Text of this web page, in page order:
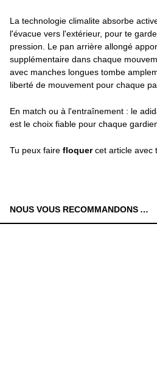
La technologie climalite absorbe
l'évacue vers l'extérieur, pour te
pression. Le pan arrière allongé
supplémentaire dans chaque
avec manches longues tombe
liberté de mouvement pour chaque
En match ou à l'entraînement : le
est le choix fiable pour chaque
Tu peux faire floquercet article avec
NOUS VOUS RECOMMANDONS AUSSI: